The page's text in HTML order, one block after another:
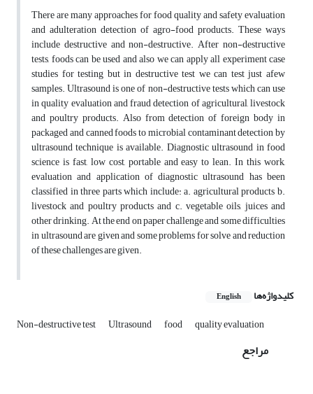
There are many approaches for food quality and safety evaluation
and adulteration detection of agro-food products. These ways
include destructive and non-destructive. After non-destructive
tests, foods can be used and also we can apply all experiment case
studies for testing but in destructive test we can test just afew
samples. Ultrasound is one of non-destructive tests which can use
in quality evaluation and fraud detection of agricultural, livestock
and poultry products. Also from detection of foreign body in
packaged and canned foods to microbial contaminant detection by
ultrasound technique is available. Diagnostic ultrasound in food
science is fast, low cost, portable and easy to lean. In this work,
evaluation and application of diagnostic ultrasound has been
classified in three parts which include: a. agricultural products b.
livestock and poultry products and c. vegetable oils, juices and
other drinking. At the end on paper challenge and some difficulties
in ultrasound are given and some problems for solve and reduction
of these challenges are given.
کلیدواژه‌ها English
Non-destructive test Ultrasound food quality evaluation
مراجع